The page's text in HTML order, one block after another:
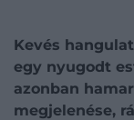
Kevés
egy nyugodt
azonban
megjelenése,